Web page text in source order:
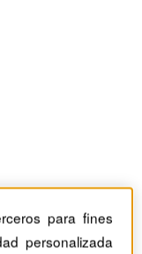
para fines
personalizada